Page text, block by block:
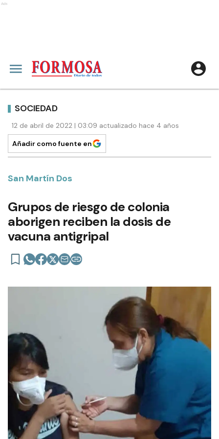
Ads
SOCIEDAD
12 de abril de 2022 | 03:09 actualizado hace 4 años
Añadir como fuente en
San Martín Dos
Grupos de riesgo de colonia
aborigen reciben la dosis de
vacuna antigripal